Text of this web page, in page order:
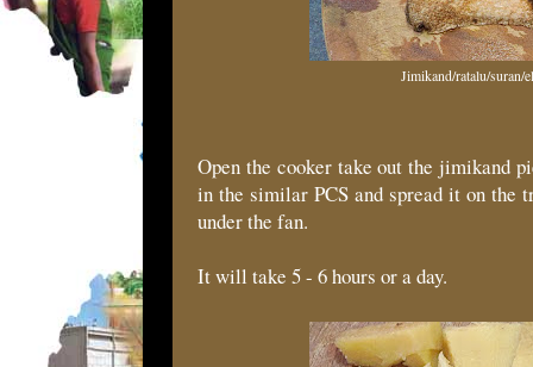
Jimikand/ratalu/suran/
Open the cooker take out the jimikand
in the similar PCS and spread it on the
under the fan.
It will take 5 - 6 hours or a day.